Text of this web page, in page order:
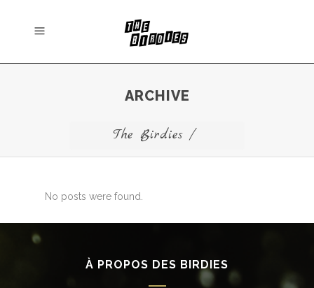
ARCHIVE
The Birdies/
No posts were found.
À PROPOS DES BIRDIES